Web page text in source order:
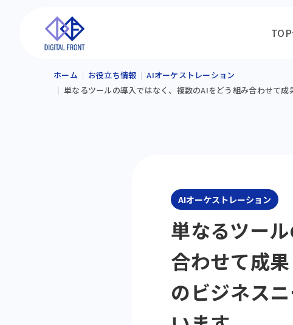
TOP
ホーム お役立ち情報
AIオーケストレーション
単なるツールの導入ではなく、複数のAIをどう組み合わせて
AIオーケストレーション
単なるツー
合わせて成
のビジネス